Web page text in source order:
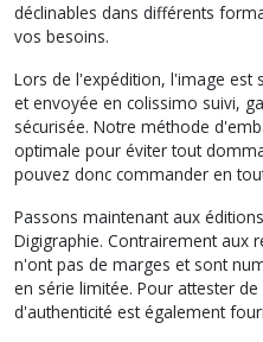
déclinables dans différents
vos besoins.
Lors de l'expédition, l'image est
et envoyée en colissimo suivi,
sécurisée. Notre méthode
optimale pour éviter tout
pouvez donc commander en
Passons maintenant aux
Digigraphie. Contrairement aux
n'ont pas de marges et sont
en série limitée. Pour attester
d'authenticité est également